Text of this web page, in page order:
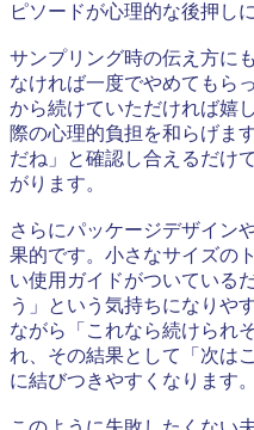
ピソードが心理的な後押し
サンプリング時の伝え方に
なければ一度でやめてもら
から続けていただければ嬉
際の心理的負担を和らげま
だね」と確認し合えるだけ
がります。
さらにパッケージデザイン
果的です。小さなサイズの
い使用ガイドがついている
う」という気持ちになりや
ながら「これなら続けられ
れ、その結果として「次は
に結びつきやすくなります。